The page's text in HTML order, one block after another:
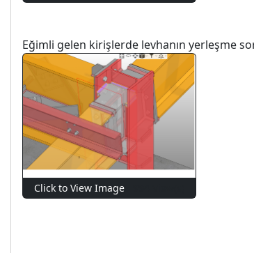
Eğimli gelen kirişlerde levhanın yerleşme
Click to View Image